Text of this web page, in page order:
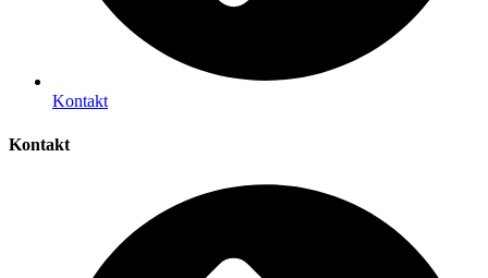
Kontakt
Kontakt